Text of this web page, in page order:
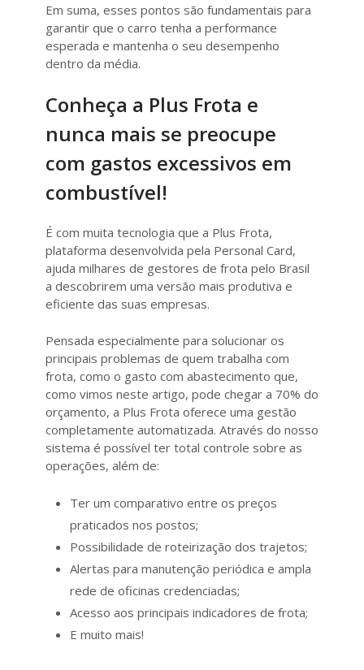
Em suma, esses pontos são fundamentais para
garantir que o carro tenha a performance
esperada e mantenha o seu desempenho
dentro da média.
Conheça a Plus Frota e
nunca mais se preocupe
com gastos excessivos em
combustível!
É com muita tecnologia que a Plus Frota,
plataforma desenvolvida pela Personal Card,
ajuda milhares de gestores de frota pelo Brasil
a descobrirem uma versão mais produtiva e
eficiente das suas empresas.
Pensada especialmente para solucionar os
principais problemas de quem trabalha com
frota, como o gasto com abastecimento que,
como vimos neste artigo, pode chegar a 70% do
orçamento, a Plus Frota oferece uma gestão
completamente automatizada. Através do nosso
sistema é possível ter total controle sobre as
operações, além de:
Ter um comparativo entre os preços
praticados nos postos;
Possibilidade de roteirização dos trajetos;
Alertas para manutenção periódica e ampla
rede de oficinas credenciadas;
Acesso aos principais indicadores de frota;
E muito mais!